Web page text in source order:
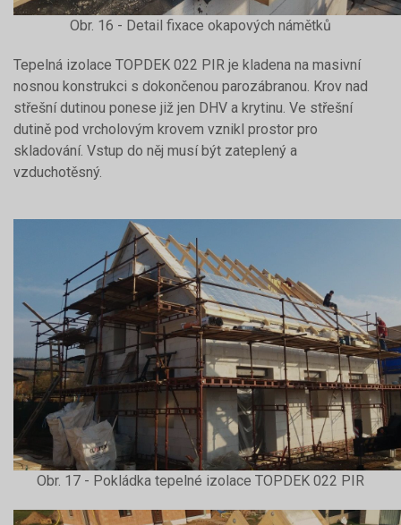
Obr. 16 - Detail fixace okapových námětků
Tepelná izolace TOPDEK 022 PIR je kladena na masivní
nosnou konstrukci s dokončenou parozábranou. Krov nad
střešní dutinou ponese již jen DHV a krytinu. Ve střešní
dutině pod vrcholovým krovem vznikl prostor pro
skladování. Vstup do něj musí být zateplený a
vzduchotěsný.
Obr. 17 - Pokládka tepelné izolace TOPDEK 022 PIR